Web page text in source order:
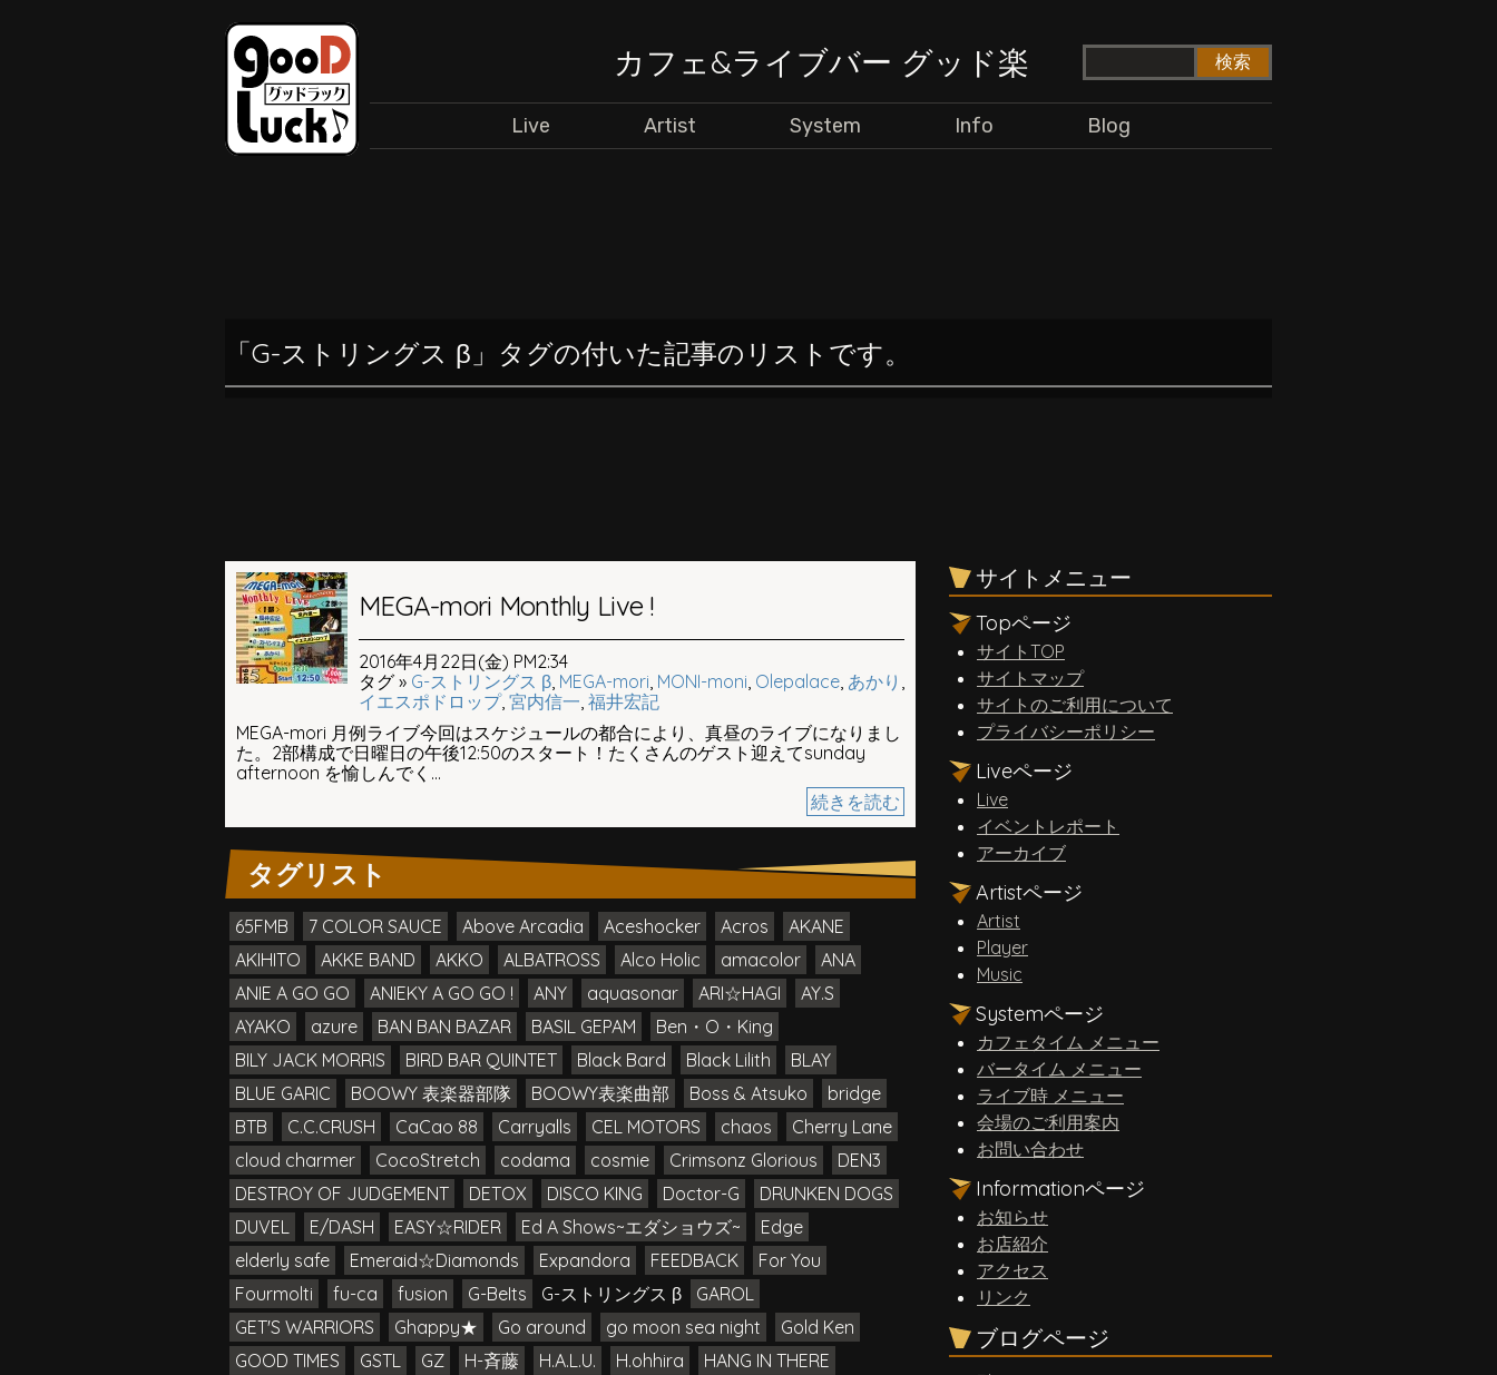
カフェ&ライブバー グッド楽
Live Artist System Info Blog
「G-ストリングス β」タグの付いた記事のリストです。
MEGA-mori Monthly Live !
2016年4月22日(金) PM2:34
タグ » G-ストリングス β, MEGA-mori, MONI-moni, Olepalace, あかり ,
イエスポドロップ, 宮内信一, 福井宏記
MEGA-mori 月例ライブ今回はスケジュールの都合により、真昼のライブになりまし
た。2部構成で日曜日の午後12:50のスタート！たくさんのゲスト迎えてsunday
afternoon を愉しんでく...
続きを読む
タグリスト
65FMB 7 COLOR SAUCE Above Arcadia Aceshocker Acros
AKANE
AKIHITO
AKKE BAND AKKO ALBATROSS Alco Holic amacolor
ANA
ANIE A GO GO
ANIEKY A GO GO ! ANY aquasonar ARI☆HAGI
AY.S
AYAKO
azure BAN BAN BAZAR BASIL GEPAM
Ben・O・King
BILY JACK MORRIS
BIRD BAR QUINTET Black Bard Black Lilith
BLAY
BLUE GARIC
BOOWY 表楽器部隊 BOOWY表楽曲部 Boss & Atsuko
bridge
BTB
C.C.CRUSH CaCao 88 Carryalls CEL MOTORS chaos
Cherry Lane
cloud charmer
CocoStretch codama cosmie Crimsonz Glorious
DEN3
DESTROY OF JUDGEMENT
DETOX DISCO KING Doctor-G
DRUNKEN DOGS
DUVEL
E/DASH EASY☆RIDER Ed A Shows~エダショウズ~
Edge
elderly safe
Emeraid☆Diamonds Expandora FEEDBACK
For You
Fourmolti
fu-ca fusion G-BeIts G-ストリングス β
GAROL
GET'S WARRIORS
Ghappy★ Go around go moon sea night
Gold Ken
GOOD TIMES
GSTL GZ H-斉藤 H.A.L.U. H.ohhira
HANG IN THERE
サイトメニュー
Topページ
サイトTOP
サイトマップ
サイトのご利用について
プライバシーポリシー
Liveページ
Live
イベントレポート
アーカイブ
Artistページ
Artist
Player
Music
Systemページ
カフェタイム メニュー
バータイム メニュー
ライブ時 メニュー
会場のご利用案内
お問い合わせ
Informationページ
お知らせ
お店紹介
アクセス
リンク
ブログページ